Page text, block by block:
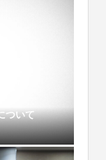
ついて